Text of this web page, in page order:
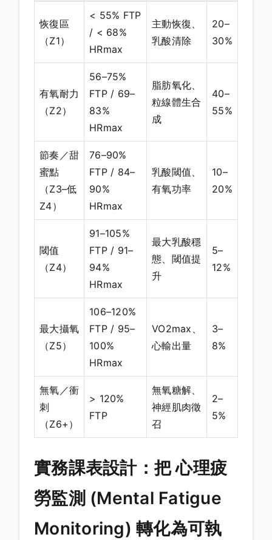
恢復區
（Z1）
< 55% FTP
/ < 68%
HRmax
主動恢復、
乳酸清除
20–
30%
有氧耐力
（Z2）
56–75%
FTP / 69–
83%
HRmax
脂肪氧化、
粒線體生合
成
40–
55%
節奏／甜
蜜點
（Z3–低
Z4）
76–90%
FTP / 84–
90%
HRmax
乳酸閾值、
有氧功率
10–
20%
閾值
（Z4）
91–105%
FTP / 91–
94%
HRmax
最大乳酸穩
態、閾值提
升
5–
12%
最大攝氧
（Z5）
106–120%
FTP / 95–
100%
HRmax
VO2max、
心輸出量
3–
8%
無氧／衝
刺
（Z6+）
> 120%
FTP
無氧糖解、
神經肌肉徵
召
2–
5%
實務課表設計：把 心理疲
勞監測 (Mental Fatigue
Monitoring) 轉化為可執